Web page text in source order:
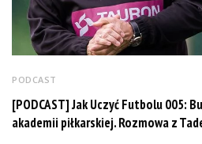
PODCAST
[PODCAST] Jak Uczyć Futbolu 005:
akademii piłkarskiej. Rozmowa z